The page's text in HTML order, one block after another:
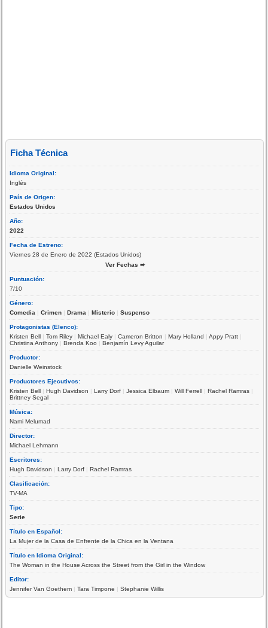
Ficha Técnica
Idioma Original:
Inglés
País de Origen:
Estados Unidos
Año:
2022
Fecha de Estreno:
Viernes 28 de Enero de 2022 (Estados Unidos)
Ver Fechas ➨
Puntuación:
7/10
Género:
Comedia |Crimen |Drama |Misterio |Suspenso
Protagonistas (Elenco):
Kristen Bell |Tom Riley |Michael Ealy |Cameron Britton |Mary Holland |Appy Pratt |
Christina Anthony |Brenda Koo |Benjamín Levy Aguilar
Productor:
Danielle Weinstock
Productores Ejecutivos:
Kristen Bell |Hugh Davidson |Larry Dorf |Jessica Elbaum |Will Ferrell |Rachel Ramras |
Brittney Segal
Música:
Nami Melumad
Director:
Michael Lehmann
Escritores:
Hugh Davidson |Larry Dorf |Rachel Ramras
Clasificación:
TV-MA
Tipo:
Serie
Título en Español:
La Mujer de la Casa de Enfrente de la Chica en la Ventana
Título en Idioma Original:
The Woman in the House Across the Street from the Girl in the Window
Editor:
Jennifer Van Goethem |Tara Timpone |Stephanie Willis